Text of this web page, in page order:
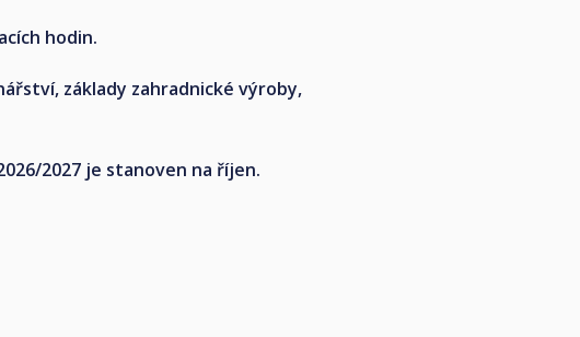
hodin.
základy zahradnické výroby,
2027 je stanoven na říjen.